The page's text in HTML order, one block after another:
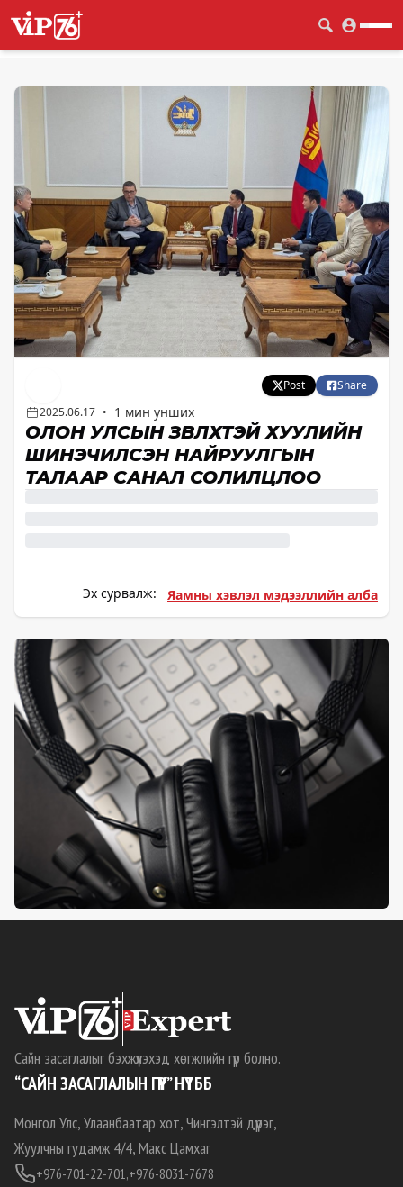
Post
Share
2025.06.17 • 1 мин унших
ОЛОН УЛСЫН ЗӨВЛӨХТЭЙ ХУУЛИЙН
ШИНЭЧИЛСЭН НАЙРУУЛГЫН
ТАЛААР САНАЛ СОЛИЛЦЛОО
Эх сурвалж: Яамны хэвлэл мэдээллийн алба
Сайн засаглалыг бэхжүүлэхэд хөгжлийн гүүр болно.
“САЙН ЗАСАГЛАЛЫН ГҮҮР” НҮТББ
Монгол Улс, Улаанбаатар хот, Чингэлтэй дүүрэг,
Жуулчны гудамж 4/4, Макс Цамхаг
+976-701-22-701,+976-8031-7678